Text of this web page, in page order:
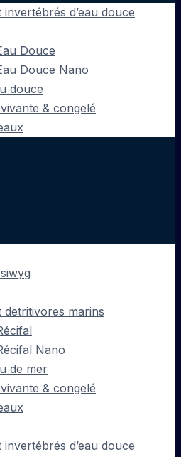
invertébrés d’eau douce
Douce
Douce Nano
douce
& congelé
detritivores marins
Nano
de mer
& congelé
invertébrés d’eau douce